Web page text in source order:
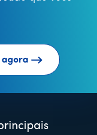
agora